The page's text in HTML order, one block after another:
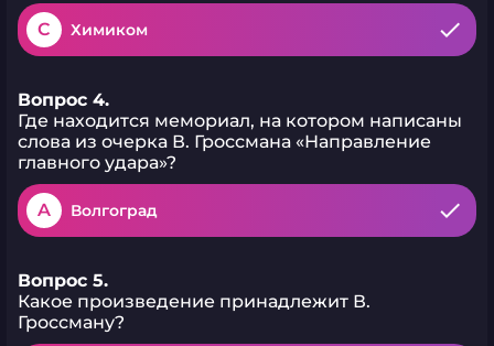
C Химиком
Вопрос 4.
Где находится мемориал, на котором написаны
слова из очерка В. Гроссмана «Направление
главного удара»?
A Волгоград
Вопрос 5.
Какое произведение принадлежит В.
Гроссману?